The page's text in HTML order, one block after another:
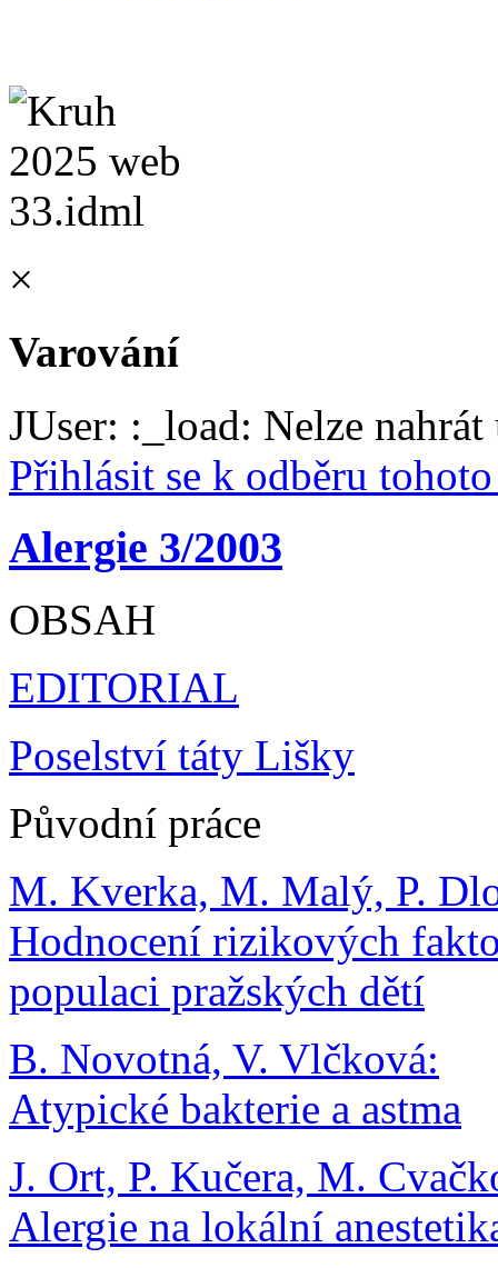
×
Varování
JUser: :_load: Nelze
Přihlásit se k odběru
Alergie 3/2003
OBSAH
EDITORIAL
Poselství táty Lišky
Původní práce
M. Kverka, M. Malý, P.
Hodnocení rizikových
populaci pražských dětí
B. Novotná, V. Vlčková:
Atypické bakterie a astma
J. Ort, P. Kučera, M.
Alergie na lokální